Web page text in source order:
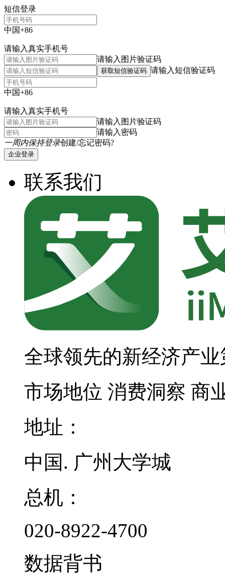
短信登录
中国+86
请输入真实手机号
请输入图片验证码
获取短信验证码 请输入短信验证码
中国+86
请输入真实手机号
请输入图片验证码
请输入密码
一周内保持登录创建/忘记密码?
企业登录
联系我们
全球领先的新经济产
市场地位 消费洞察 商
地址：
中国. 广州大学城
总机：
020-8922-4700
数据背书